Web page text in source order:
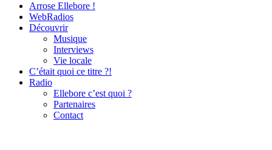
Arrose Ellebore !
WebRadios
Découvrir
Musique
Interviews
Vie locale
C’était quoi ce titre ?!
Radio
Ellebore c’est quoi ?
Partenaires
Contact